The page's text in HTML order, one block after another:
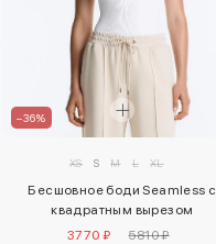
–36%
XS S M L XL
Бесшовное боди Seamless с
квадратным вырезом
3770 ₽
5810 ₽